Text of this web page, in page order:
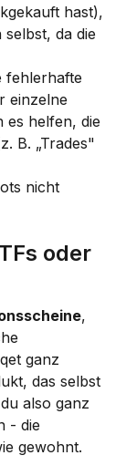
hast),
da die
fehlerhafte
einzelne
es helfen, die
B. „Trades"
nicht
oder
,
ganz
das selbst
also ganz
- die
gewohnt.